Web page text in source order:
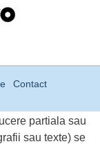
Contact
partiala sau
sau texte) se